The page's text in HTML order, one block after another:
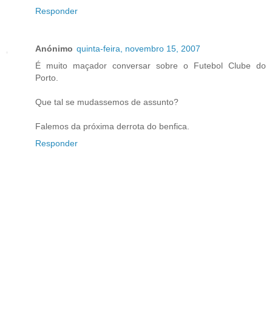
Responder
Anónimo quinta-feira, novembro 15, 2007
É muito maçador conversar sobre o Futebol Clube do
Porto.
Que tal se mudassemos de assunto?
Falemos da próxima derrota do benfica.
Responder